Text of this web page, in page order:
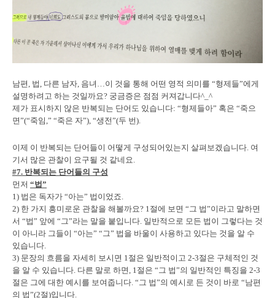
남편, 법, 다른 남자, 음녀…이 것을 통해 어떤 영적 의미를 “형제들”에게
설명하려고 하는 것일까요? 궁금증은 점점 커져갑니다^_^
제가 표시하지 않은 반복되는 단어도 있습니다: “형제들아” 혹은 “죽으
면”(“죽임,” “죽은 자”), “생전”(두 번).
이제 이 반복되는 단어들이 어떻게 구성되어있는지 살펴보겠습니다. 여
기서 많은 관찰이 요구될 것 같네요.
#7. 반복되는 단어들의 구성
먼저 “법”
1) 법은 독자가 “아는” 법이었죠.
2) 한 가지 흥미로운 관찰을 해볼까요? 1절에 보면 “그 법”이라고 말하면
서 “법” 앞에 “그”라는 말을 붙입니다. 일반적으로 모든 법이 그렇다는 것
이 아니라 그들이 “아는” “그” 법을 바울이 사용하고 있다는 것을 알 수
있습니다.
3) 문장의 흐름을 자세히 보시면 1절은 일반적이고 2-3절은 구체적인 것
을 알 수 있습니다. 다른 말로 하면, 1절은 “그 법”의 일반적인 특징을 2-3
절은 그에 대한 예시를 보여줍니다. “그 법”의 예시로 든 것이 바로 “남편
의 법”(2절)입니다.